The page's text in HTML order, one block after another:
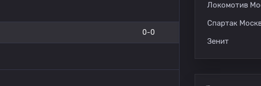
0-0
Локомотив
Спартак
Зенит